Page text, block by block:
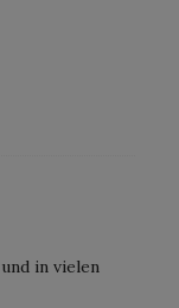
in vielen